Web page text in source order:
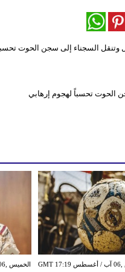
الحوت تحسباً لهجوم إرهابي
الخميس ,06 آب / أغسطس GMT 17:19